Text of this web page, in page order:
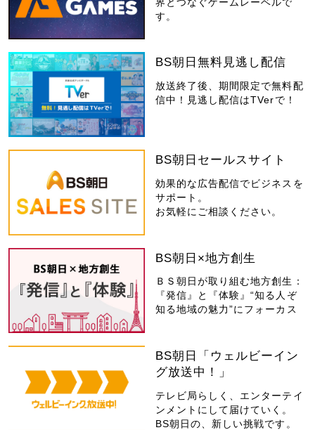
す。
BS朝日無料見逃し配信
放送終了後、期間限定で無料配
信中！見逃し配信はTVerで！
BS朝日セールスサイト
効果的な広告配信でビジネスを
サポート。
お気軽にご相談ください。
BS朝日×地方創生
ＢＳ朝日が取り組む地方創生：
『発信』と『体験』“知る人ぞ
知る地域の魅力”にフォーカス
BS朝日「ウェルビーイン
グ放送中！」
テレビ局らしく、エンターテイ
ンメントにして届けていく。
BS朝日の、新しい挑戦です。